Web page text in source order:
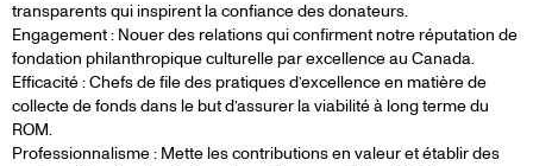
transparents qui inspirent la confiance des donateurs.
Engagement : Nouer des relations qui confirment notre réputation de
fondation philanthropique culturelle par excellence au Canada.
Efficacité : Chefs de file des pratiques d’excellence en matière de
collecte de fonds dans le but d’assurer la viabilité à long terme du
ROM.
Professionnalisme : Mette les contributions en valeur et établir des